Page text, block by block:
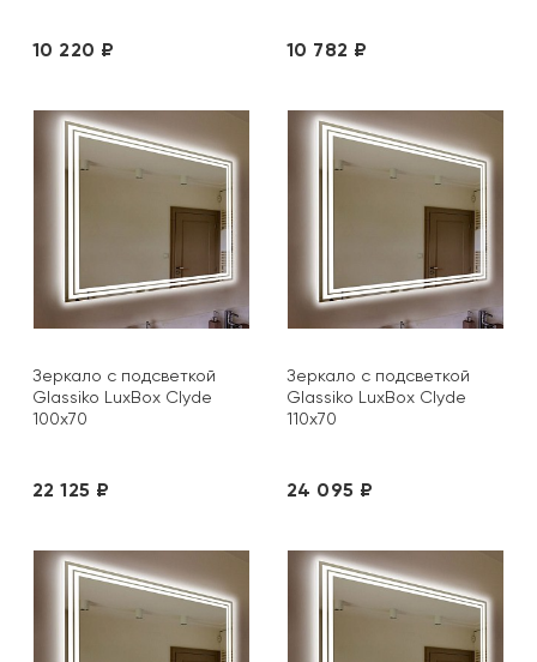
10 220 ₽ 10 782 ₽
Зеркало с подсветкой
Glassiko LuxBox Clyde
100х70
22 125 ₽
Зеркало с подсветкой
Glassiko LuxBox Clyde
110х70
24 095 ₽